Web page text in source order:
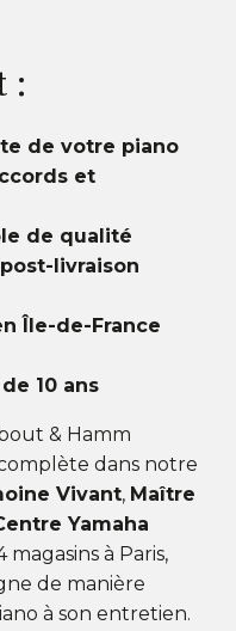
:
de votre piano
et
de qualité
livraison
Île-de-France
10 ans
& Hamm
dans notre
Vivant, Maître
Yamaha
magasins à Paris,
de manière
à son entretien.